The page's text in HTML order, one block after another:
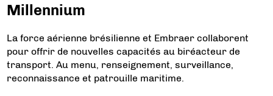
Millennium
La force aérienne brésilienne et Embraer collaborent
pour offrir de nouvelles capacités au biréacteur de
transport. Au menu, renseignement, surveillance,
reconnaissance et patrouille maritime.